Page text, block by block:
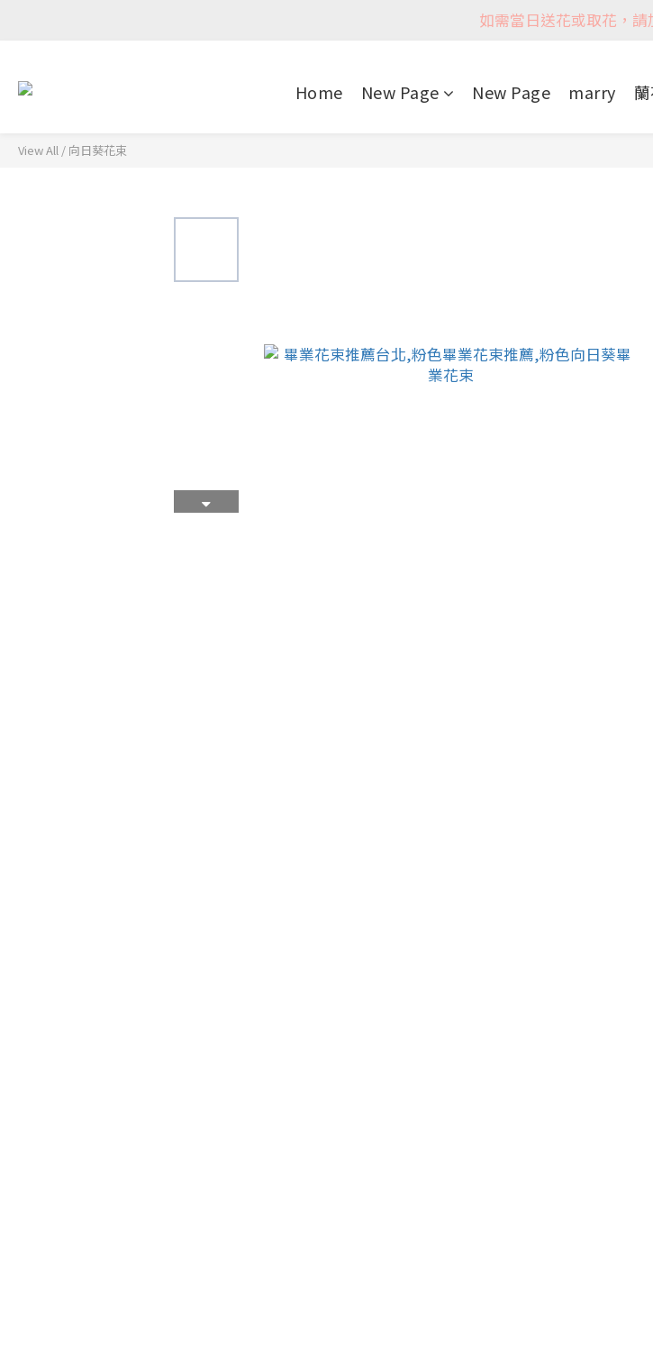
如需當日送花或取花，
Home New Page New Page marry
View All / 向日葵花束